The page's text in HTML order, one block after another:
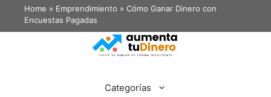
Home » Emprendimiento » Cómo Ganar Dinero con
Encuestas Pagadas
Categorías